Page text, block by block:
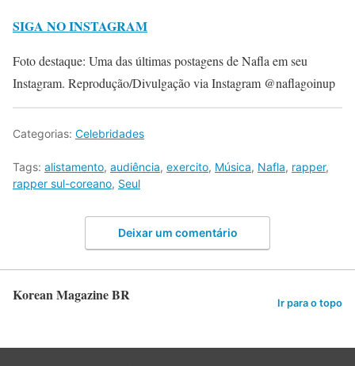
SIGA NO INSTAGRAM
Foto destaque: Uma das últimas postagens de Nafla em seu
Instagram. Reprodução/Divulgação via Instagram @naflagoinup
Categorias: Celebridades
Tags: alistamento, audiência, exercito, Música, Nafla, rapper,
rapper sul-coreano, Seul
Deixar um comentário
Korean Magazine BR Ir para o topo